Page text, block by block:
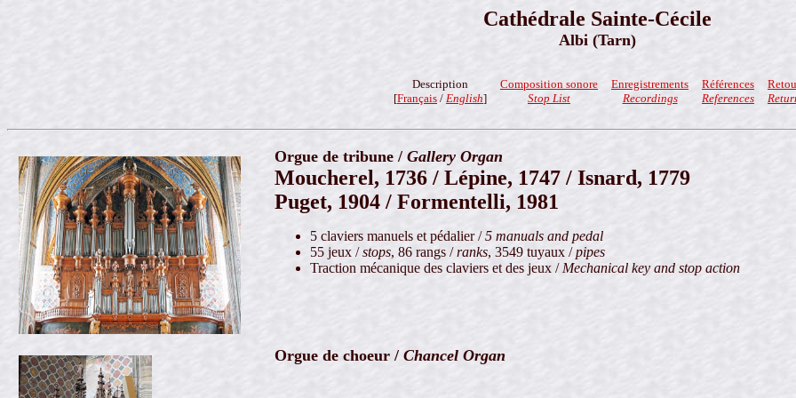
Cathédrale Sainte-Cécile
Albi (Tarn)
Description
[Français / English]
Composition sonore
Stop List
Enregistrements
Recordings
Références
References
Orgue de tribune / Gallery Organ
Moucherel, 1736 / Lépine, 1747 / Isnard, 1779
Puget, 1904 / Formentelli, 1981
5 claviers manuels et pédalier /5 manuals and pedal
55 jeux /stops, 86 rangs /ranks, 3549 tuyaux /pipes
Traction mécanique des claviers et des jeux /Mechanical key and stop action
Orgue de choeur / Chancel Organ